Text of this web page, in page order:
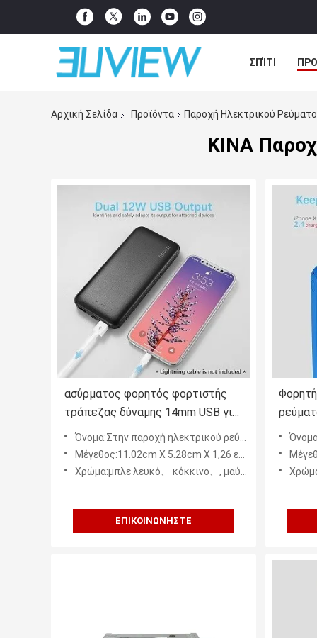
ΣΠΊΤΙ
Αρχική Σελίδα
Προϊόντα Παροχή Ηλεκτρικού
ΚΙΝΑ
ασύρματος φορητός φορτιστής
τράπεζας δύναμης 14mm USB για
Iphone 218g
Όνομα:Στην παροχή ηλεκτρικού ρεύματος επιτροπής των οδηγήσεων
Μέγεθος:11.02cm X 5.28cm X 1,26 εκατ.
Χρώμα:μπλε λευκό、 κόκκινο、, μαύρο
ΕΠΙΚΟΙΝΩΝΉΣΤΕ